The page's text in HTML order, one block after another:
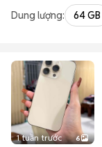
Dung lượng: 64 GB
1 tuần trước 6